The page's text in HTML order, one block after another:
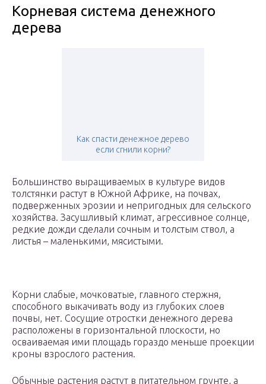
Корневая система денежного
дерева
Как спасти денежное дерево
если сгнили корни?
Большинство выращиваемых в культуре видов
толстянки растут в Южной Африке, на почвах,
подверженных эрозии и непригодных для сельского
хозяйства. Засушливый климат, агрессивное солнце,
редкие дожди сделали сочным и толстым ствол, а
листья – маленькими, мясистыми.
Корни слабые, мочковатые, главного стержня,
способного выкачивать воду из глубоких слоев
почвы, нет. Сосущие отростки денежного дерева
расположены в горизонтальной плоскости, но
осваиваемая ими площадь гораздо меньше проекции
кроны взрослого растения.
Обычные растения растут в питательном грунте, а